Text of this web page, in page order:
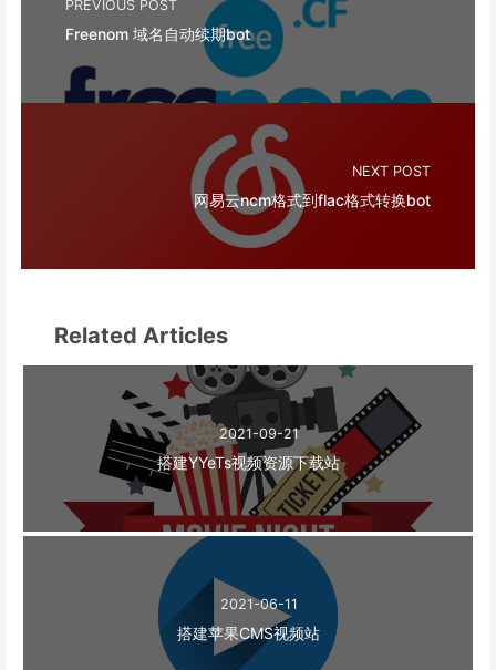
PREVIOUS POST
Freenom 域名自动续期bot
NEXT POST
网易云ncm格式到flac格式转换bot
Related Articles
2021-09-21
搭建YYeTs视频资源下载站
2021-06-11
搭建苹果CMS视频站